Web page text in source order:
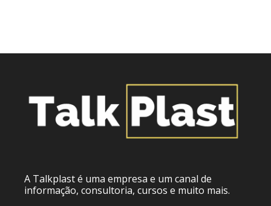
A Talkplast é uma empresa e um canal de
informação, consultoria, cursos e muito mais.